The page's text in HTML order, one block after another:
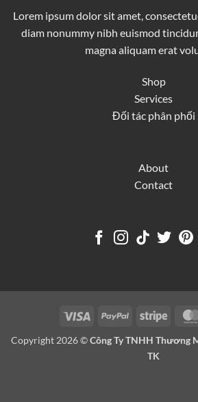
Lorem ipsum dolor sit amet,
diam nonummy nibh euismod
magna aliquam erat
Shop
Services
Đối tác phân phối
About
Contact
Visa PayPal Stripe
Copyright 2026 ©Công Ty TNHH Thương
TK